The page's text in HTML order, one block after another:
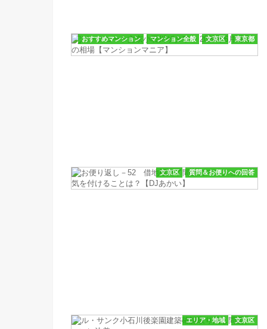
おすすめマンション マンション全般 文京区 東京都
文京区 質問＆お便りへの回答
エリア・地域 文京区